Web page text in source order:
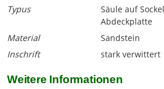
Typus
Säule auf
Abdeckplatte
Material
Sandstein
Inschrift
stark verwittert
Weitere Informationen